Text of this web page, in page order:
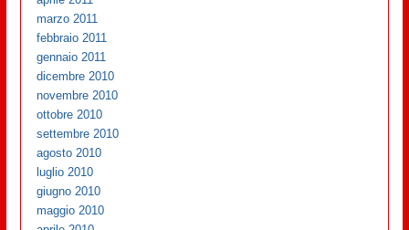
marzo 2011
febbraio 2011
gennaio 2011
dicembre 2010
novembre 2010
ottobre 2010
settembre 2010
agosto 2010
luglio 2010
giugno 2010
maggio 2010